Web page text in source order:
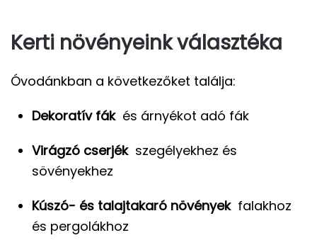
Kerti növényeink választéka
Óvodánkban a következőket találja:
Dekoratív fákés árnyékot adó fák
Virágzó cserjékszegélyekhez és
sövényekhez
Kúszó- és talajtakaró növényekfalakhoz
és pergolákhoz